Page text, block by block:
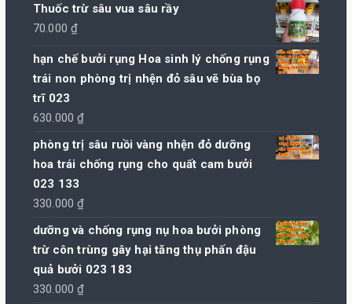
Thuốc trừ sâu vua sâu rầy
70.000₫
hạn chế bưởi rụng Hoa sinh lý chống rụng
trái non phòng trị nhện đỏ sâu vẽ bùa bọ
trĩ 023
630.000₫
phòng trị sâu ruồi vàng nhện đỏ dưỡng
hoa trái chống rụng cho quất cam bưởi
023 133
330.000₫
dưỡng và chống rụng nụ hoa bưởi phòng
trừ côn trùng gây hại tăng thụ phấn đậu
quả bưởi 023 183
330.000₫